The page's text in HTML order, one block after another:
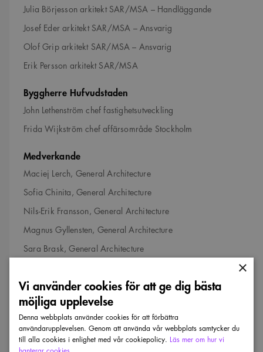
Julia Börjesson arkitekt SAR/MSA – Handläggande
Josef Eder arkitekt SAR/MSA – Ansvarig
Olof Grip arkitekt SAR/MSA – Ansvarig
Erik Persson arkitekt SAR/MSA
Byggherre Hufvudstaden
John Lethenström chef fastighetsutveckling
Frida Wijkström chef affärsområde Stockholm
Medverkande
Maciej Lerch, General Architecture
Sofia Chinita, General Architecture
Nils-Erik Fransson, General Architecture
Magnus Gyllensten, General Architecture
Sara Brask, General Architecture
Sofia Enquist, General Architecture
Hanna Fokken, General Architecture
Joel Larsvall, General Architecture
Beatrice Dinu, General Architecture
×
Vi använder cookies för att ge dig bästa
möjliga upplevelse
Denna webbplats använder cookies för att förbättra
användarupplevelsen. Genom att använda vår webbplats samtycker du
till alla cookies i enlighet med vår cookiepolicy. Läs mer om hur vi